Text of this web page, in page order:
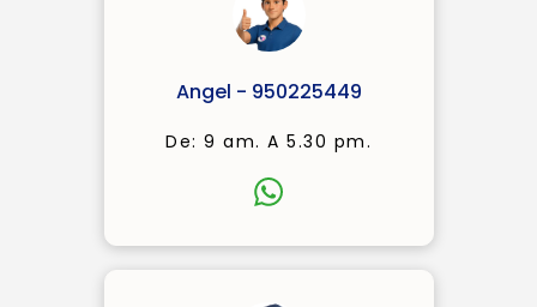
Angel - 950225449
De: 9 am. A 5.30 pm.